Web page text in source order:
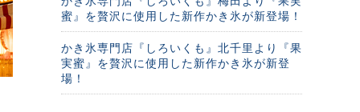
蜜』を贅沢に使用した新作かき氷が新登場！
かき氷専門店『しろいくも』北千里より『果
実蜜』を贅沢に使用した新作かき氷が新登
場！